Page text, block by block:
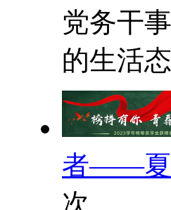
党务干
的生活
者——夏
次